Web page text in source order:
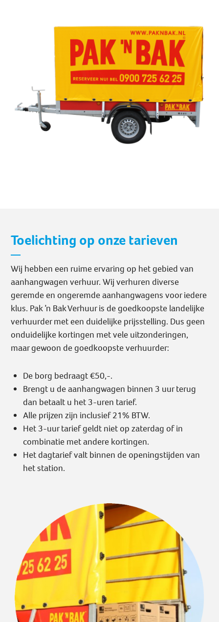
Toelichting op onze tarieven
Wij hebben een ruime ervaring op het gebied van
aanhangwagen verhuur. Wij verhuren diverse
geremde en ongeremde aanhangwagens voor iedere
klus. Pak ’n Bak Verhuur is de goedkoopste landelijke
verhuurder met een duidelijke prijsstelling. Dus geen
onduidelijke kortingen met vele uitzonderingen,
maar gewoon de goedkoopste verhuurder:
De borg bedraagt €50,-.
Brengt u de aanhangwagen binnen 3 uur terug
dan betaalt u het 3-uren tarief.
Alle prijzen zijn inclusief 21% BTW.
Het 3-uur tarief geldt niet op zaterdag of in
combinatie met andere kortingen.
Het dagtarief valt binnen de openingstijden van
het station.